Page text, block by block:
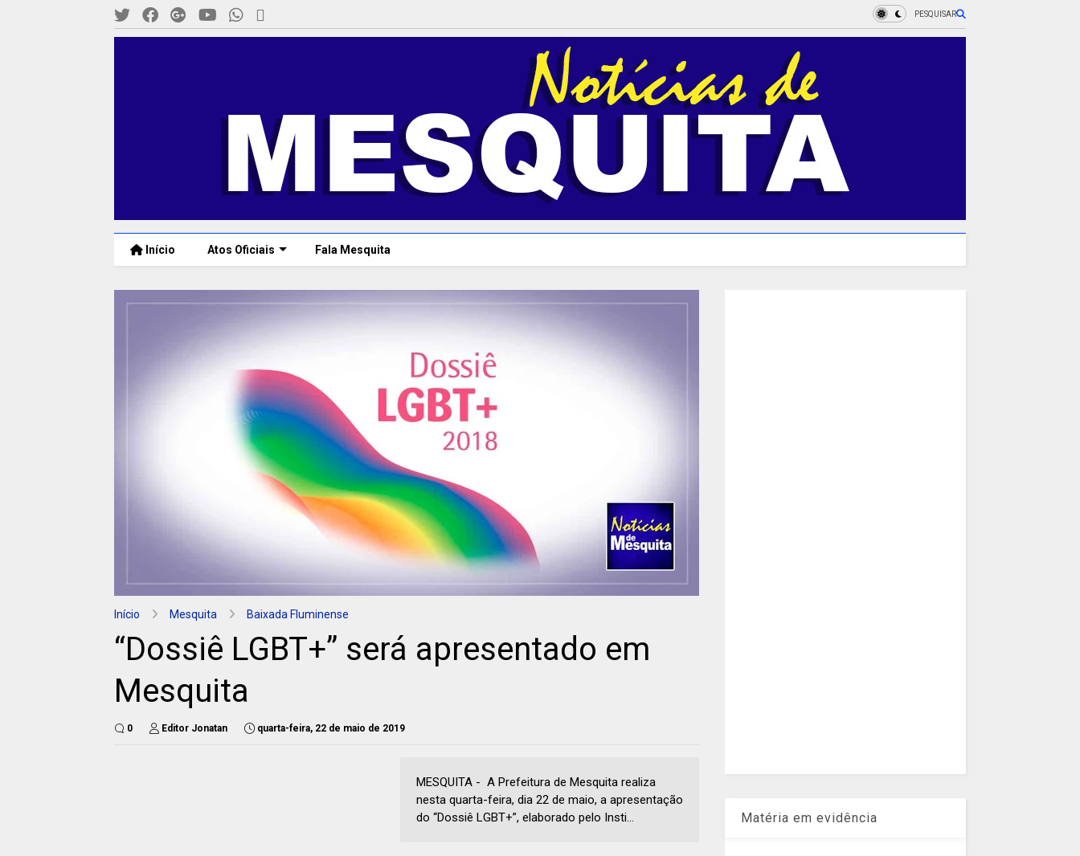
PESQUISAR
Início Atos Oficiais Fala Mesquita
Início Mesquita Baixada Fluminense
“Dossiê LGBT+” será apresentado em
Mesquita
0 Editor Jonatan quarta-feira, 22 de maio de 2019
MESQUITA - A Prefeitura de Mesquita realiza
nesta quarta-feira, dia 22 de maio, a apresentação
do “Dossiê LGBT+”, elaborado pelo Insti...
Matéria em evidência